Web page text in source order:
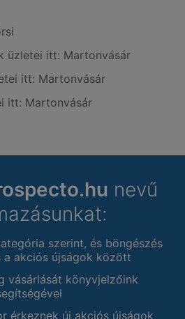
üzletei itt: Martonvásár
itt: Martonvásár
itt: Martonvásár
nevű
szerint, és böngészés
a akciós újságok között
vásárlását könyvjelzőink
érkeznek új akciós újságok